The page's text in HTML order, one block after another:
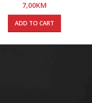
7,00KM
ADD TO CART